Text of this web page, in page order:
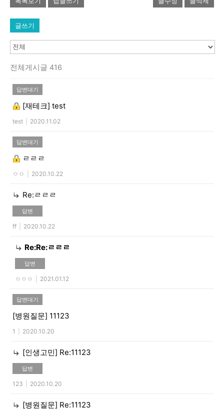
글쓰기
전체게시글 416
답변대기
[재테크] test
test 2020.11.02
답변대기
ㄹㄹㄹ
ㅇㅇ 2020.10.22
Re:ㄹㄹㄹ
답변
ff 2020.10.22
Re:Re:ㄹㄹㄹ
답변
ㅇㅇㅇ 2021.01.12
답변대기
[병원질문] 11123
1 2020.10.20
[인생고민] Re:11123
답변
123 2020.10.20
[병원질문] Re:11123